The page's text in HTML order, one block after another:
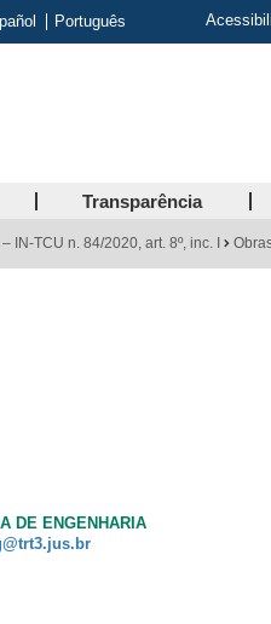
Português
Transparência
IN-TCU n. 84/2020, art. 8º, inc. I
DE ENGENHARIA